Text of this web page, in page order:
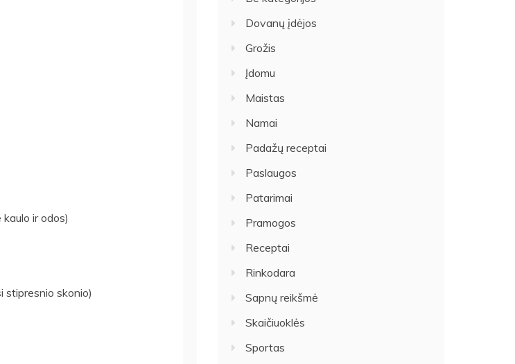
ir odos)
stipresnio skonio)
Dovanų įdėjos
Grožis
Įdomu
Maistas
Namai
Padažų receptai
Paslaugos
Patarimai
Pramogos
Receptai
Rinkodara
Sapnų reikšmė
Skaičiuoklės
Sportas